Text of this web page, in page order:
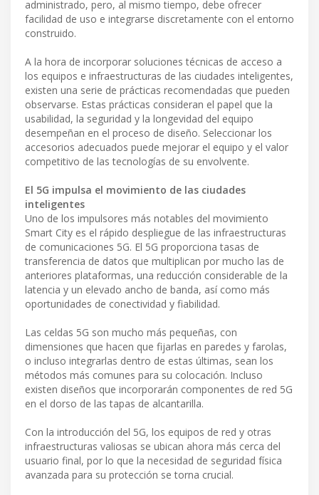
administrado, pero, al mismo tiempo, debe ofrecer
facilidad de uso e integrarse discretamente con el entorno
construido.
A la hora de incorporar soluciones técnicas de acceso a
los equipos e infraestructuras de las ciudades inteligentes,
existen una serie de prácticas recomendadas que pueden
observarse. Estas prácticas consideran el papel que la
usabilidad, la seguridad y la longevidad del equipo
desempeñan en el proceso de diseño. Seleccionar los
accesorios adecuados puede mejorar el equipo y el valor
competitivo de las tecnologías de su envolvente.
El 5G impulsa el movimiento de las ciudades
inteligentes
Uno de los impulsores más notables del movimiento
Smart City es el rápido despliegue de las infraestructuras
de comunicaciones 5G. El 5G proporciona tasas de
transferencia de datos que multiplican por mucho las de
anteriores plataformas, una reducción considerable de la
latencia y un elevado ancho de banda, así como más
oportunidades de conectividad y fiabilidad.
Las celdas 5G son mucho más pequeñas, con
dimensiones que hacen que fijarlas en paredes y farolas,
o incluso integrarlas dentro de estas últimas, sean los
métodos más comunes para su colocación. Incluso
existen diseños que incorporarán componentes de red 5G
en el dorso de las tapas de alcantarilla.
Con la introducción del 5G, los equipos de red y otras
infraestructuras valiosas se ubican ahora más cerca del
usuario final, por lo que la necesidad de seguridad física
avanzada para su protección se torna crucial.